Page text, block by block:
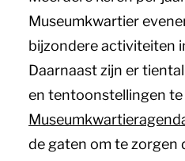
Museumkwartier
bijzondere activiteiten
Daarnaast zijn er
en tentoonstellingen te
de gaten om te zorgen